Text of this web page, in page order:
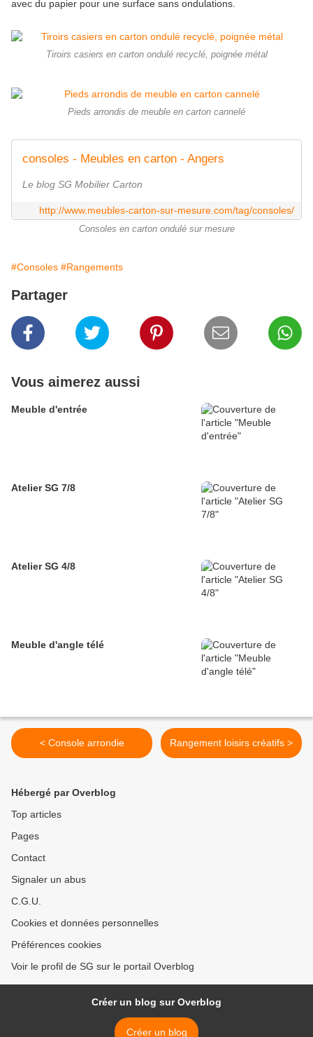
avec du papier pour une surface sans ondulations.
Tiroirs casiers en carton ondulé recyclé, poignée métal
Pieds arrondis de meuble en carton cannelé
consoles - Meubles en carton - Angers
Le blog SG Mobilier Carton
http://www.meubles-carton-sur-mesure.com/tag/consoles/
Consoles en carton ondulé sur mesure
#Consoles #Rangements
Partager
Vous aimerez aussi
Meuble d'entrée
Atelier SG 7/8
Atelier SG 4/8
Meuble d'angle télé
< Console arrondie Rangement loisirs créatifs >
Hébergé par Overblog
Top articles
Pages
Contact
Signaler un abus
C.G.U.
Cookies et données personnelles
Préférences cookies
Voir le profil de SG sur le portail Overblog
Créer un blog sur Overblog
Créer un blog